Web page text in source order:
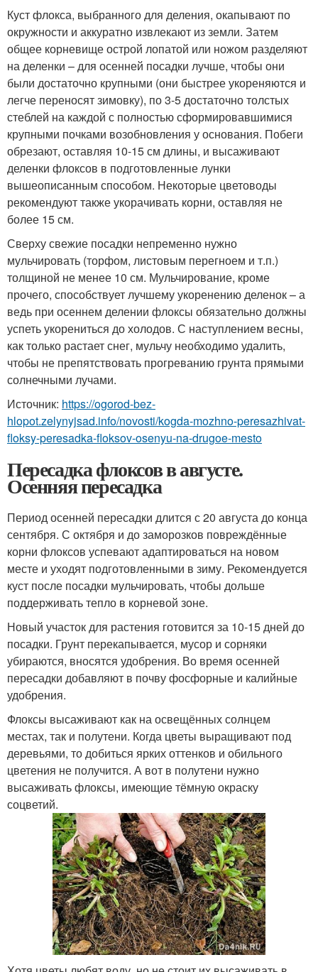
Куст флокса, выбранного для деления, окапывают по
окружности и аккуратно извлекают из земли. Затем
общее корневище острой лопатой или ножом разделяют
на деленки – для осенней посадки лучше, чтобы они
были достаточно крупными (они быстрее укореняются и
легче переносят зимовку), по 3-5 достаточно толстых
стеблей на каждой с полностью сформировавшимися
крупными почками возобновления у основания. Побеги
обрезают, оставляя 10-15 см длины, и высаживают
деленки флоксов в подготовленные лунки
вышеописанным способом. Некоторые цветоводы
рекомендуют также укорачивать корни, оставляя не
более 15 см.
Сверху свежие посадки непременно нужно
мульчировать (торфом, листовым перегноем и т.п.)
толщиной не менее 10 см. Мульчирование, кроме
прочего, способствует лучшему укоренению деленок – а
ведь при осеннем делении флоксы обязательно должны
успеть укорениться до холодов. С наступлением весны,
как только растает снег, мульчу необходимо удалить,
чтобы не препятствовать прогреванию грунта прямыми
солнечными лучами.
Источник: https://ogorod-bez-
hlopot.zelynyjsad.info/novosti/kogda-mozhno-peresazhivat-
floksy-peresadka-floksov-osenyu-na-drugoe-mesto
Пересадка флоксов в августе.
Осенняя пересадка
Период осенней пересадки длится с 20 августа до конца
сентября. С октября и до заморозков повреждённые
корни флоксов успевают адаптироваться на новом
месте и уходят подготовленными в зиму. Рекомендуется
куст после посадки мульчировать, чтобы дольше
поддерживать тепло в корневой зоне.
Новый участок для растения готовится за 10-15 дней до
посадки. Грунт перекапывается, мусор и сорняки
убираются, вносятся удобрения. Во время осенней
пересадки добавляют в почву фосфорные и калийные
удобрения.
Флоксы высаживают как на освещённых солнцем
местах, так и полутени. Когда цветы выращивают под
деревьями, то добиться ярких оттенков и обильного
цветения не получится. А вот в полутени нужно
высаживать флоксы, имеющие тёмную окраску
соцветий.